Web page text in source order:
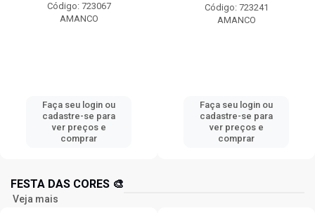
Código: 723067
AMANCO
Faça seu login ou
cadastre-se para
ver preços e
comprar
Código: 723241
AMANCO
Faça seu login ou
cadastre-se para
ver preços e
comprar
FESTA DAS CORES 🎨
Veja mais